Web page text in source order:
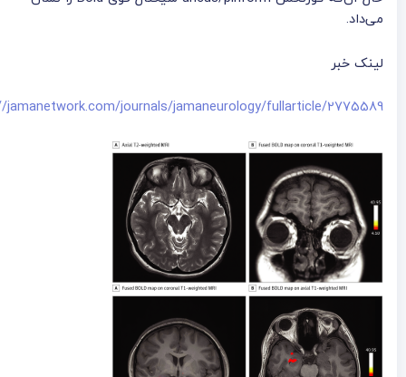
می‌داد.
لینک خبر
journals/jamaneurology/fullarticle/2775589